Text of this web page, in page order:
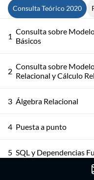
Consulta Teórico 2020
1 Consulta sobre
Básicos
2 Consulta sobre
Relacional y Cálculo
3 Álgebra Relacional
4 Puesta a punto
5 SQL y Dependencias